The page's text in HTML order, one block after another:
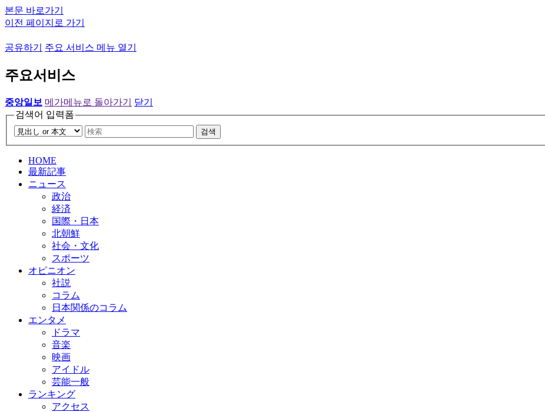
본문 바로가기
이전 페이지로 가기
공유하기 주요 서비스 메뉴 열기
주요서비스
중앙일보 메가메뉴로 돌아가기
닫기
검색어 입력폼
검색
HOME
最新記事
ニュース
政治
経済
国際・日本
北朝鮮
社会・文化
スポーツ
オピニオン
社説
コラム
日本関係のコラム
エンタメ
ドラマ
音楽
映画
アイドル
芸能一般
ランキング
アクセス